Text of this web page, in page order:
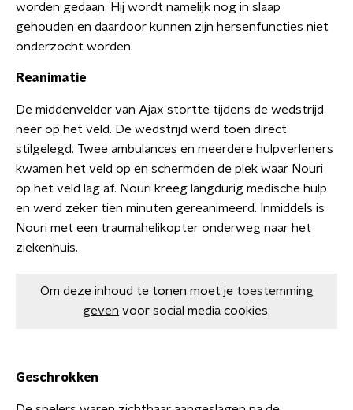
worden gedaan. Hij wordt namelijk nog in slaap
gehouden en daardoor kunnen zijn hersenfuncties niet
onderzocht worden.
Reanimatie
De middenvelder van Ajax stortte tijdens de wedstrijd
neer op het veld. De wedstrijd werd toen direct
stilgelegd. Twee ambulances en meerdere hulpverleners
kwamen het veld op en schermden de plek waar Nouri
op het veld lag af. Nouri kreeg langdurig medische hulp
en werd zeker tien minuten gereanimeerd. Inmiddels is
Nouri met een traumahelikopter onderweg naar het
ziekenhuis.
Om deze inhoud te tonen moet je toestemming
geven voor social media cookies.
Geschrokken